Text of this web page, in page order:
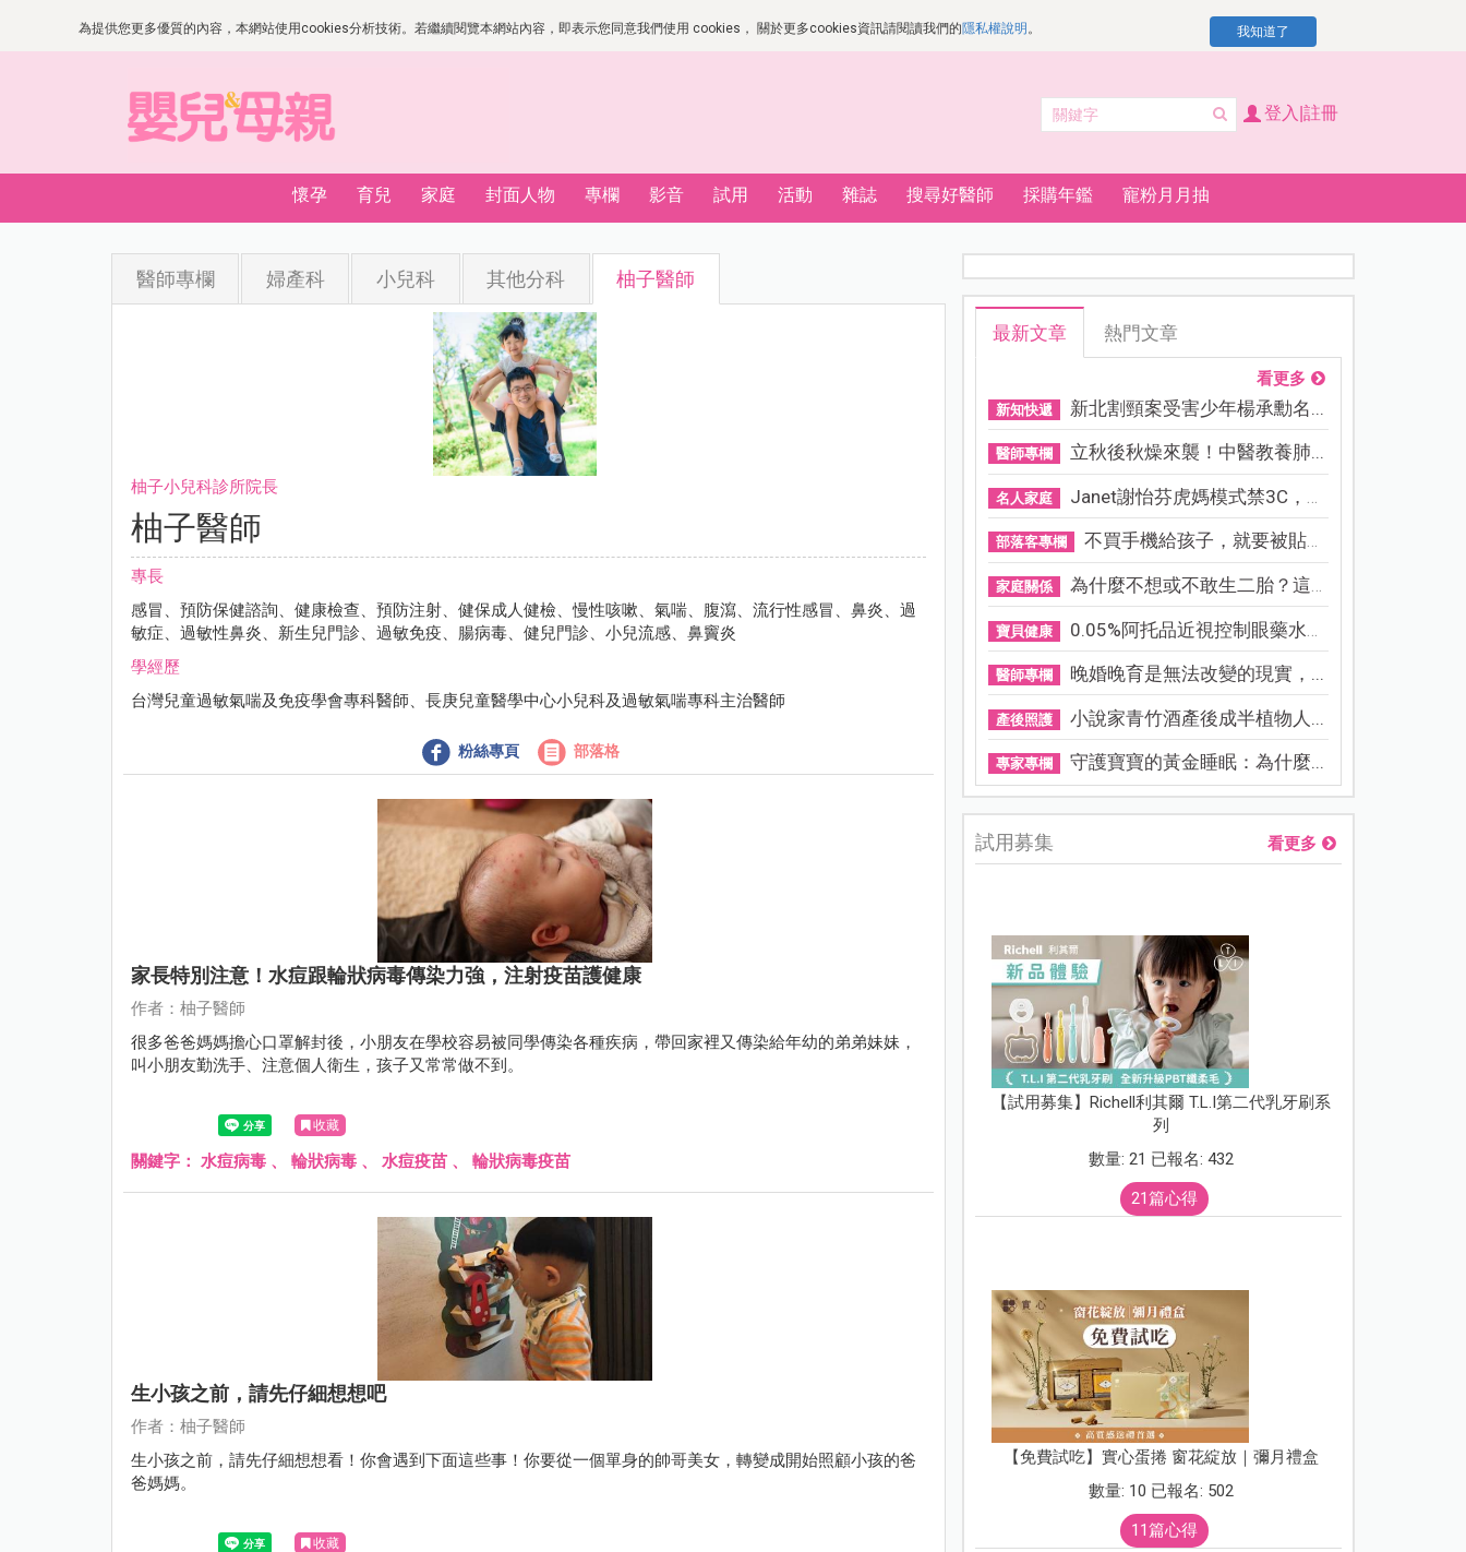
為提供您更多優質的內容，本網站使用cookies分析技術。若繼續閱覽本網站內容，即表示您同意我們使用 cookies， 關於更多cookies資訊請閱讀我們的隱私權說明 。 我知道了
登入|註冊
懷孕 育兒 家庭 封面人物 專欄 影音 試用 活動 雜誌 搜尋好醫師 採購年鑑 寵粉月月抽
醫師專欄 婦產科 小兒科 其他分科 柚子醫師
柚子小兒科診所院長
柚子醫師
專長
感冒、預防保健諮詢、健康檢查、預防注射、健保成人健檢、慢性咳嗽、氣喘、腹瀉、流行性感冒、鼻炎、過
敏症、過敏性鼻炎、新生兒門診、過敏免疫、腸病毒、健兒門診、小兒流感、鼻竇炎
學經歷
台灣兒童過敏氣喘及免疫學會專科醫師、長庚兒童醫學中心小兒科及過敏氣喘專科主治醫師
粉絲專頁 部落格
家長特別注意！水痘跟輪狀病毒傳染力強，注射疫苗護健康
作者：柚子醫師
很多爸爸媽媽擔心口罩解封後，小朋友在學校容易被同學傳染各種疾病，帶回家裡又傳染給年幼的弟弟妹妹，
叫小朋友勤洗手、注意個人衛生，孩子又常常做不到。
收藏
關鍵字： 水痘病毒 、 輪狀病毒 、 水痘疫苗 、 輪狀病毒疫苗
生小孩之前，請先仔細想想吧
作者：柚子醫師
生小孩之前，請先仔細想想看！你會遇到下面這些事！你要從一個單身的帥哥美女，轉變成開始照顧小孩的爸
爸媽媽。
收藏
最新文章 熱門文章
看更多
新知快遞 新北割頸案受害少年楊承勳名...
醫師專欄 立秋後秋燥來襲！中醫教養肺...
名人家庭 Janet謝怡芬虎媽模式禁3C，看...
部落客專欄 不買手機給孩子，就要被貼「...
家庭關係 為什麼不想或不敢生二胎？這8...
寶貝健康 0.05%阿托品近視控制眼藥水納...
醫師專欄 晚婚晚育是無法改變的現實，...
產後照護 小說家青竹酒產後成半植物人...
專家專欄 守護寶寶的黃金睡眠：為什麼...
試用募集 看更多
【試用募集】Richell利其爾 T.L.I第二代乳牙刷系
列
數量: 21 已報名: 432
21篇心得
【免費試吃】實心蛋捲 窗花綻放｜彌月禮盒
數量: 10 已報名: 502
11篇心得